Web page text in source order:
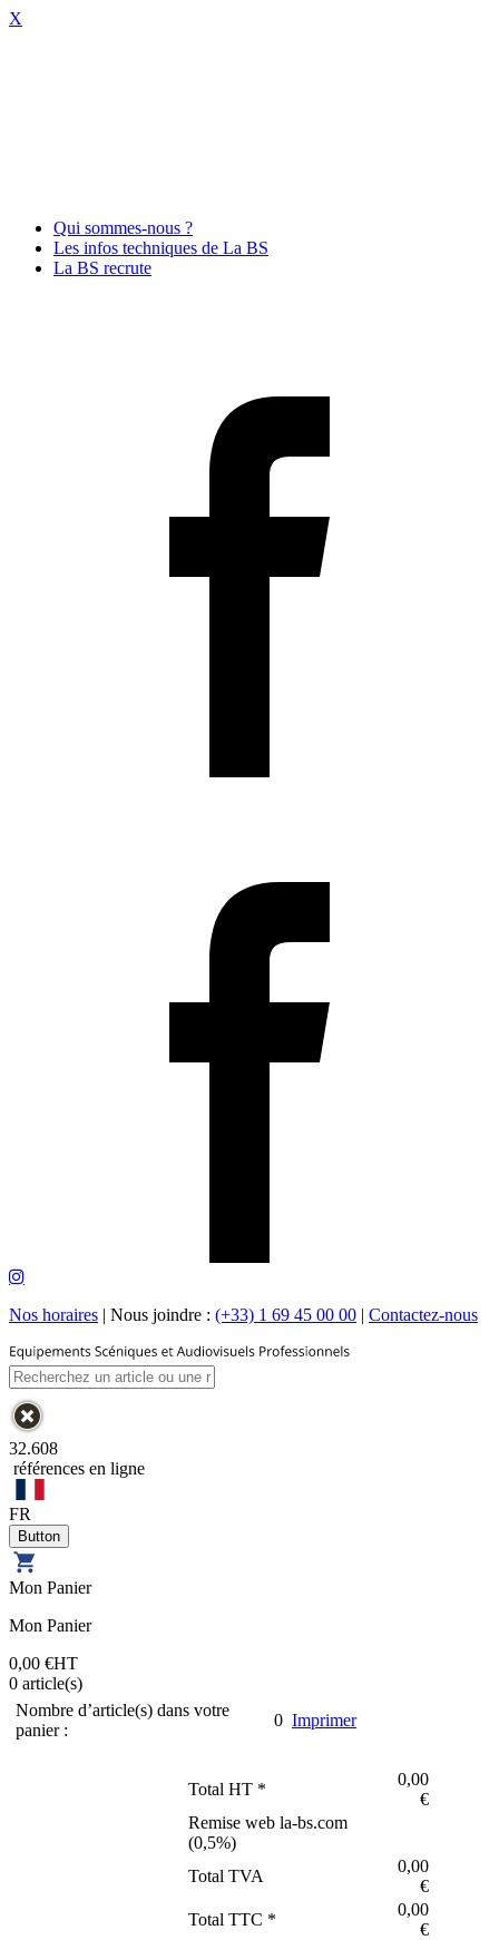
X
Qui sommes-nous ?
Les infos techniques de La BS
La BS recrute
Nos horaires | Nous joindre : (+33) 1 69 45 00 00 | Contactez-nous
32.608
références en ligne
FR
Mon Panier
Mon Panier
0,00 €HT
0 article(s)
Nombre d’article(s) dans votre
panier :
0 Imprimer
Total HT *
0,00
€
Remise web la-bs.com
(0,5%)
Total TVA
0,00
€
Total TTC *
0,00
€